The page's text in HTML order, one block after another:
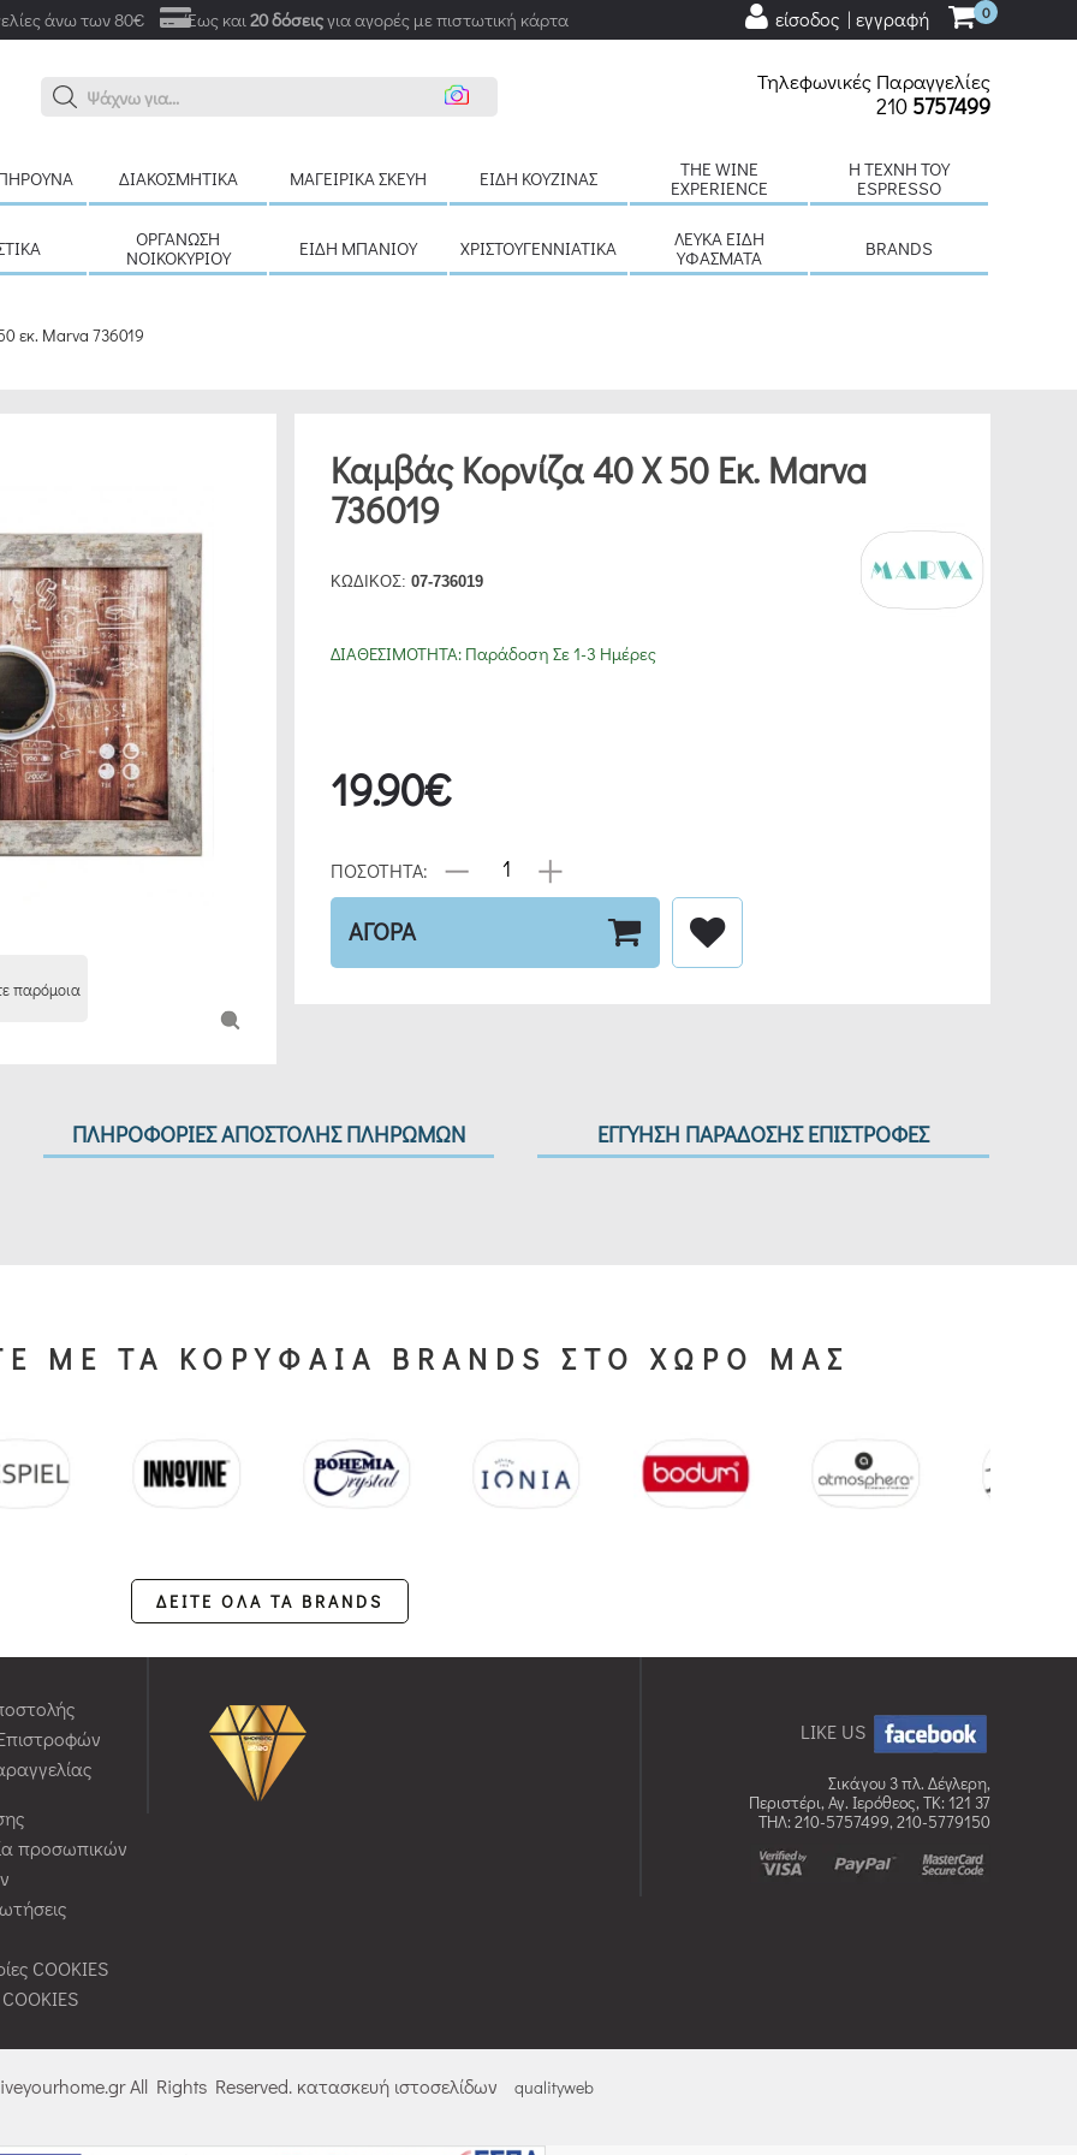
άνω των 80€ Έως και20 δόσειςγια αγορές με πιστωτική κάρτα 0
είσοδος | εγγραφή
Ανα
Τηλεφωνικές Παραγγελίες
210 5757499
ΔΙΑΚΟΣΜΗΤΙΚΆ ΜΑΓΕΙΡΙΚΆ ΣΚΕΎΗ ΕΊΔΗ ΚΟΥΖΊΝΑΣ
THE WINE
EXPERIENCE
H ΤΈΧΝΗ ΤΟΥ
ESPRESSO
ΟΡΓΆΝΩΣΗ
ΝΟΙΚΟΚΥΡΙΟΎ
ΕΊΔΗ ΜΠΆΝΙΟΥ ΧΡΙΣΤΟΥΓΕΝΝΙΆΤΙΚΑ
ΛΕΥΚΆ ΕΊΔΗ
ΥΦΆΣΜΑΤΑ
BRANDS
εκ. Marva 736019
παρόμοια
Καμβάς Κορνίζα 40 Χ 50 Εκ. Marva
736019
ΚΩΔΙΚΟΣ: 07-736019
ΔΙΑΘΕΣΙΜΟΤΗΤΑ: Παράδοση Σε 1-3 Ημέρες
19.90€
ΠΟΣΟΤΗΤΑ:
ΑΓΟΡΑ
ΠΛΗΡΟΦΟΡΙΕΣ ΑΠΟΣΤΟΛΗΣ ΠΛΗΡΩΜΩΝ ΕΓΓΥΗΣΗ ΠΑΡΑΔΟΣΗΣ ΕΠΙΣΤΡΟΦΕΣ
ΜΕ ΤΑ ΚΟΡΥΦΑΙΑ BRANDS ΣΤΟ ΧΩΡΟ ΜΑΣ
ΔΕΙΤΕ ΟΛΑ ΤΑ BRANDS
προσωπικών
COOKIES
LIKE US
Σικάγου 3 πλ. Δέγλερη,
Περιστέρι, Αγ. Ιερόθεος, TK: 121 37
ΤΗΛ: 210-5757499, 210-5779150
All Rights Reserved. κατασκευή ιστοσελίδων qualityweb